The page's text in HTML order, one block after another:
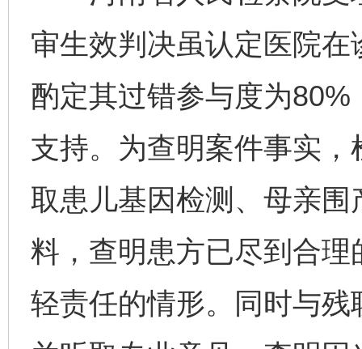
审生效判决虽认定医院
酌定其过错参与度为
支持。为查明案件事实
取患儿基因检测、母亲
料，查明患方已尽到合
轻责任的情形。同时与